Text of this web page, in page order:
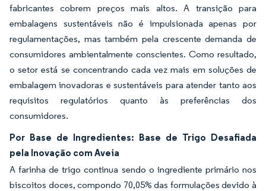
fabricantes cobrem preços mais altos. A transição para
embalagens sustentáveis não é impulsionada apenas por
regulamentações, mas também pela crescente demanda de
consumidores ambientalmente conscientes. Como resultado,
o setor está se concentrando cada vez mais em soluções de
embalagem inovadoras e sustentáveis para atender tanto aos
requisitos regulatórios quanto às preferências dos
consumidores.
Por Base de Ingredientes: Base de Trigo Desafiada
pela Inovação com Aveia
A farinha de trigo continua sendo o ingrediente primário nos
biscoitos doces, compondo 70,05% das formulações devido à